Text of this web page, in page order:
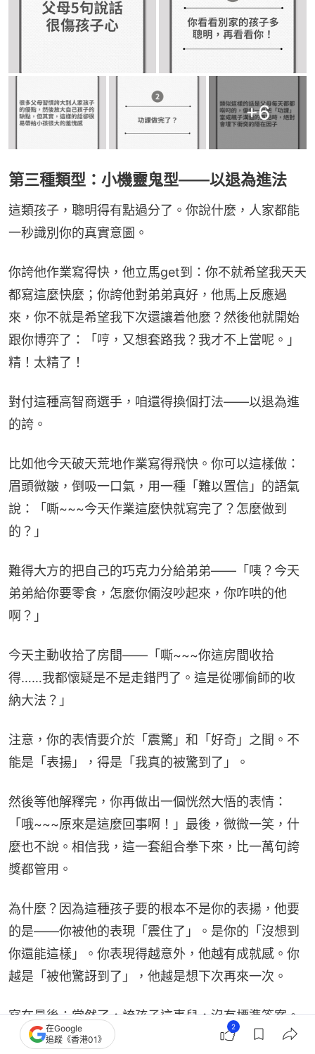
+6
第三種類型：小機靈鬼型——以退為進法
這類孩子，聰明得有點過分了。你說什麼，人家都能
一秒識別你的真實意圖。
你誇他作業寫得快，他立馬get到：你不就希望我天天
都寫這麼快麼；你誇他對弟弟真好，他馬上反應過
來，你不就是希望我下次還讓着他麼？然後他就開始
跟你博弈了：「哼，又想套路我？我才不上當呢。」
精！太精了！
對付這種高智商選手，咱還得換個打法——以退為進
的誇。
比如他今天破天荒地作業寫得飛快。你可以這樣做：
眉頭微皺，倒吸一口氣，用一種「難以置信」的語氣
說：「嘶~~~今天作業這麼快就寫完了？怎麼做到
的？」
難得大方的把自己的巧克力分給弟弟——「咦？今天
弟弟給你要零食，怎麼你倆沒吵起來，你咋哄的他
啊？」
今天主動收拾了房間——「嘶~~~你這房間收拾
得……我都懷疑是不是走錯門了。這是從哪偷師的收
納大法？」
注意，你的表情要介於「震驚」和「好奇」之間。不
能是「表揚」，得是「我真的被驚到了」。
然後等他解釋完，你再做出一個恍然大悟的表情：
「哦~~~原來是這麼回事啊！」最後，微微一笑，什
麼也不說。相信我，這一套組合拳下來，比一萬句誇
獎都管用。
為什麼？因為這種孩子要的根本不是你的表揚，他要
的是——你被他的表現「震住了」。是你的「沒想到
你還能這樣」。你表現得越意外，他越有成就感。你
越是「被他驚訝到了」，他越是想下次再來一次。
寫在最後：當然了，誇孩子這事兒，沒有標準答案。
但有一點是共通的——所有孩子都渴望被看見，被理
在Google
追蹤《香港01》
2